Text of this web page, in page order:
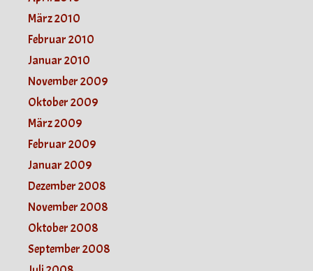
März 2010
Februar 2010
Januar 2010
November 2009
Oktober 2009
März 2009
Februar 2009
Januar 2009
Dezember 2008
November 2008
Oktober 2008
September 2008